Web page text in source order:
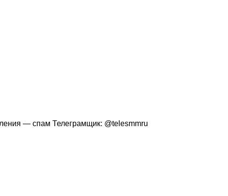
— спам Телеграмщик: @telesmmru